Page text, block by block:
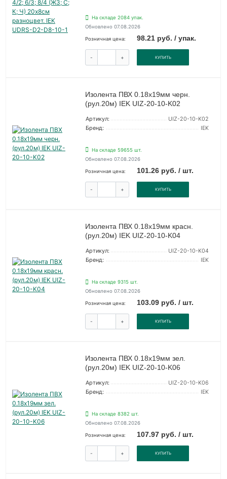
На складе 2084 упак.
Обновлено 07.08.2026
Розничная цена: 98.21 руб. / упак.
- + КУПИТЬ
Изолента ПВХ 0.18х19мм черн.
(рул.20м) IEK UIZ-20-10-K02
Артикул:
UIZ-20-10-K02
Бренд:
IEK
На складе 59655 шт.
Обновлено 07.08.2026
Розничная цена: 101.26 руб. / шт.
- + КУПИТЬ
Изолента ПВХ 0.18х19мм красн.
(рул.20м) IEK UIZ-20-10-K04
Артикул:
UIZ-20-10-K04
Бренд:
IEK
На складе 9315 шт.
Обновлено 07.08.2026
Розничная цена: 103.09 руб. / шт.
- + КУПИТЬ
Изолента ПВХ 0.18х19мм зел.
(рул.20м) IEK UIZ-20-10-K06
Артикул:
UIZ-20-10-K06
Бренд:
IEK
На складе 8382 шт.
Обновлено 07.08.2026
Розничная цена: 107.97 руб. / шт.
- + КУПИТЬ